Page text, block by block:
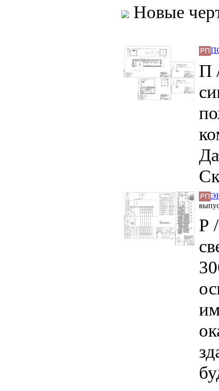
Новые
П
Р